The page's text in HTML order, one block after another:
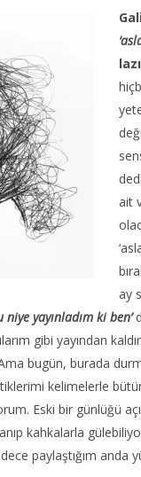
ait
ay
niye yayınladım ki ben’
gibi yayından
bugün, burada
kelimelerle
Eski bir günlüğü
kahkalarla
paylaştığım anda